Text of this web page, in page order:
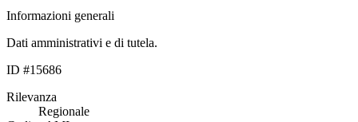
Informazioni generali
Dati amministrativi e di tutela.
ID #15686
Rilevanza
Regionale